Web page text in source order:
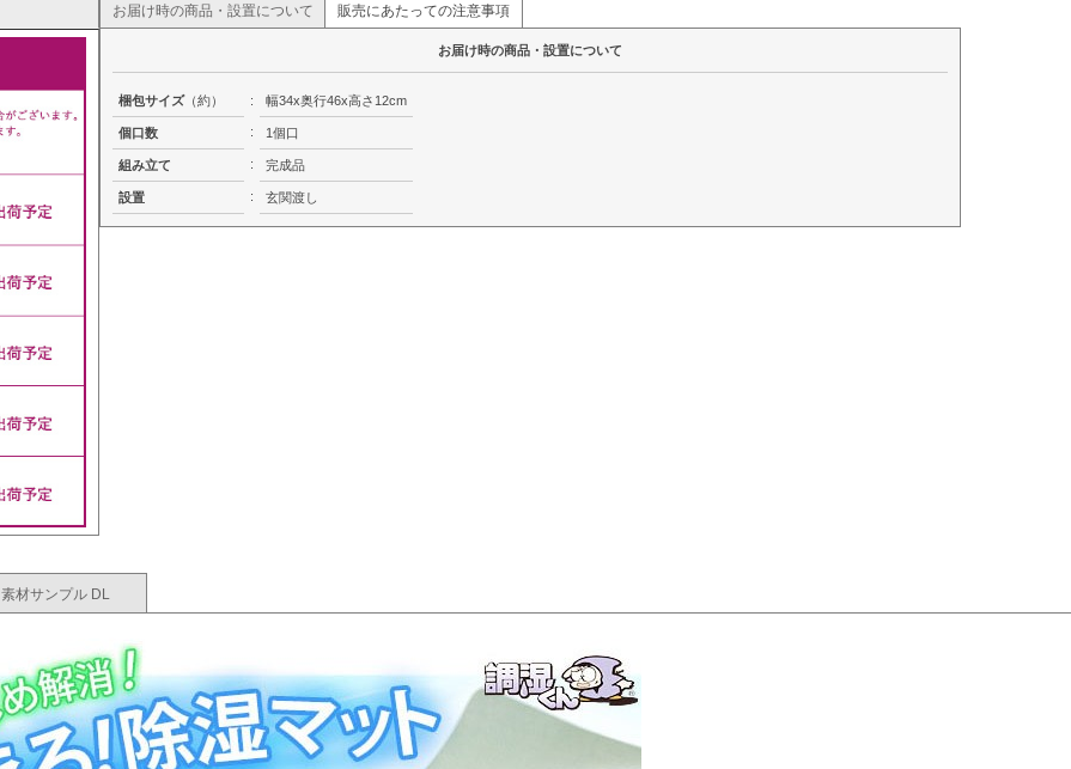
お届け時の商品・設置について 販売にあたっての注意事項
お届け時の商品・設置について
梱包サイズ（約） : 幅34x奥行46x高さ12cm
個口数 : 1個口
組み立て : 完成品
設置 : 玄関渡し
素材サンプル DL